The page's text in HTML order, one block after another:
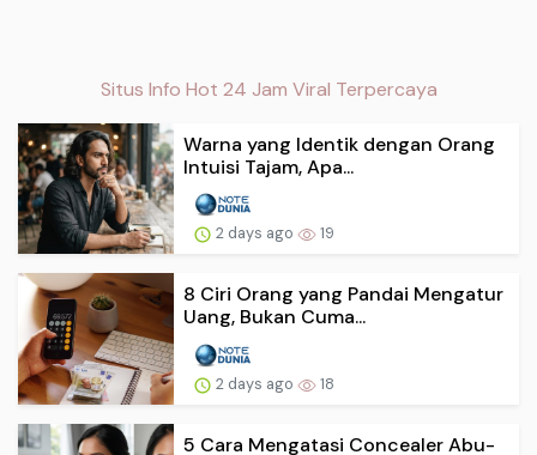
Situs Info Hot 24 Jam Viral Terpercaya
Warna yang Identik dengan Orang
Intuisi Tajam, Apa...
2 days ago 19
8 Ciri Orang yang Pandai Mengatur
Uang, Bukan Cuma...
2 days ago 18
5 Cara Mengatasi Concealer Abu-